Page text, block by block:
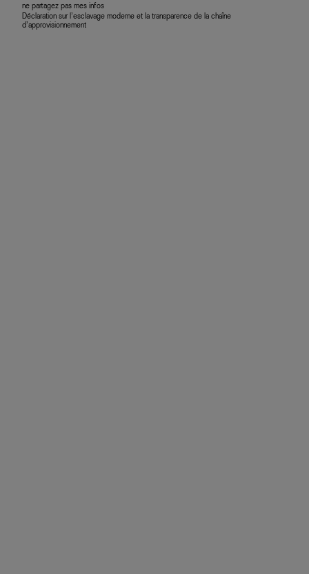
ne partagez pas mes infos
Déclaration sur l’esclavage moderne et la transparence de la chaîne
d’approvisionnement